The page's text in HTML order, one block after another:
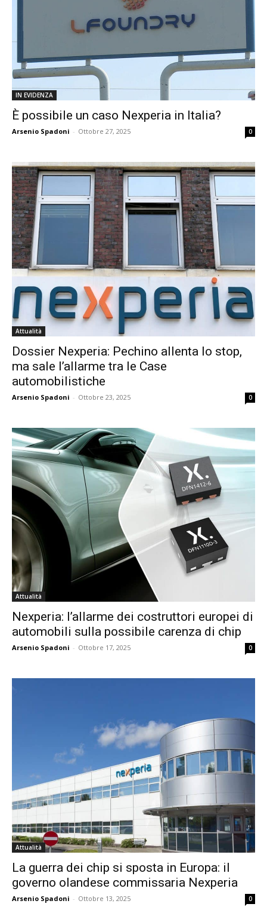
IN EVIDENZA
È possibile un caso Nexperia in Italia?
Arsenio Spadoni - Ottobre 27, 2025 0
Attualità
Dossier Nexperia: Pechino allenta lo stop,
ma sale l’allarme tra le Case
automobilistiche
Arsenio Spadoni - Ottobre 23, 2025 0
Attualità
Nexperia: l’allarme dei costruttori europei di
automobili sulla possibile carenza di chip
Arsenio Spadoni - Ottobre 17, 2025 0
Attualità
La guerra dei chip si sposta in Europa: il
governo olandese commissaria Nexperia
Arsenio Spadoni - Ottobre 13, 2025 0